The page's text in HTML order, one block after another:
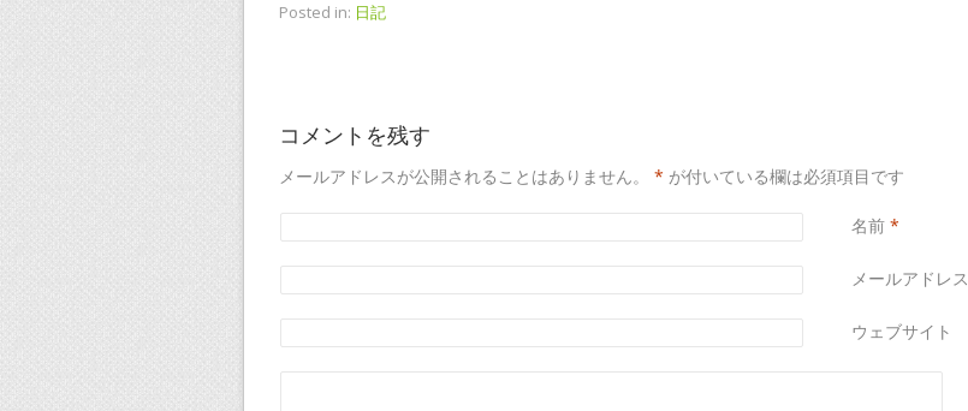
Posted in: 日記
コメントを残す
メールアドレスが公開されることはありません。 * が付いている欄は必須項目です
名前 *
メールアドレス
ウェブサイト